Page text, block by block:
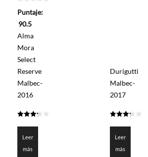
de
Puntaje:
90.5
Alma
Mora
Select
Reserve
Malbec-
2016
de 5
Leer
más
Durigutti
Malbec-
2017
de 5
Leer
más